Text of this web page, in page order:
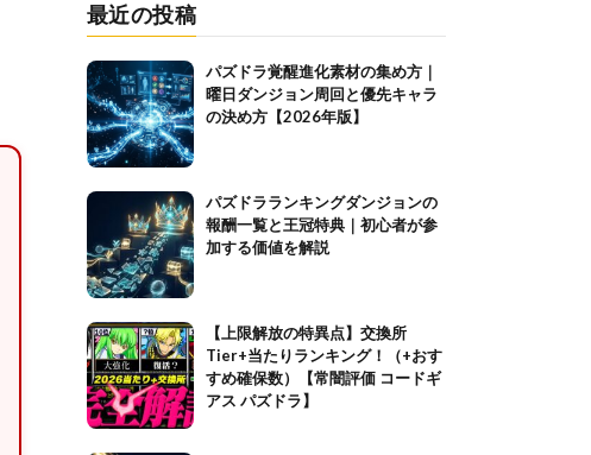
最近の投稿
パズドラ覚醒進化素材の集め方｜
曜日ダンジョン周回と優先キャラ
の決め方【2026年版】
パズドラランキングダンジョンの
報酬一覧と王冠特典｜初心者が参
加する価値を解説
【上限解放の特異点】交換所
Tier+当たりランキング！（+おす
すめ確保数）【常闇評価 コードギ
アス パズドラ】